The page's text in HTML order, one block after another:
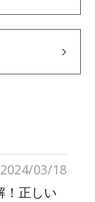
2024/03/18
！正しい